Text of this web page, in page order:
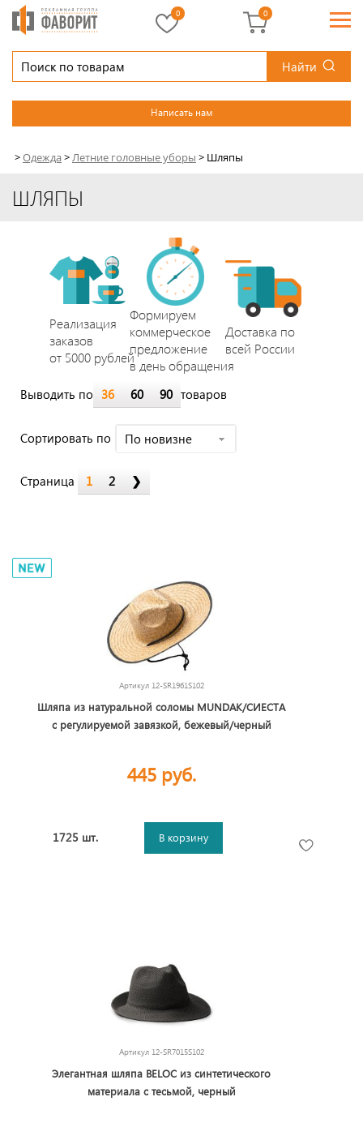
Найти
Написать нам
0 0
>Одежда>Летние головные уборы > Шляпы
ШЛЯПЫ
Реализация
заказов
от 5000 рублей
Формируем
коммерческое
предложение
в день обращения
Доставка по
всей России
Выводить по 36 60 90 товаров
Cортировать по По новизне
Страница 1 2 ❯
Артикул 12-SR1961S102
Шляпа из натуральной соломы MUNDAK/СИЕСТА
с регулируемой завязкой, бежевый/черный
445 руб.
1725 шт. В корзину
Артикул 12-SR7015S102
Элегантная шляпа BELOC из синтетического
материала с тесьмой, черный